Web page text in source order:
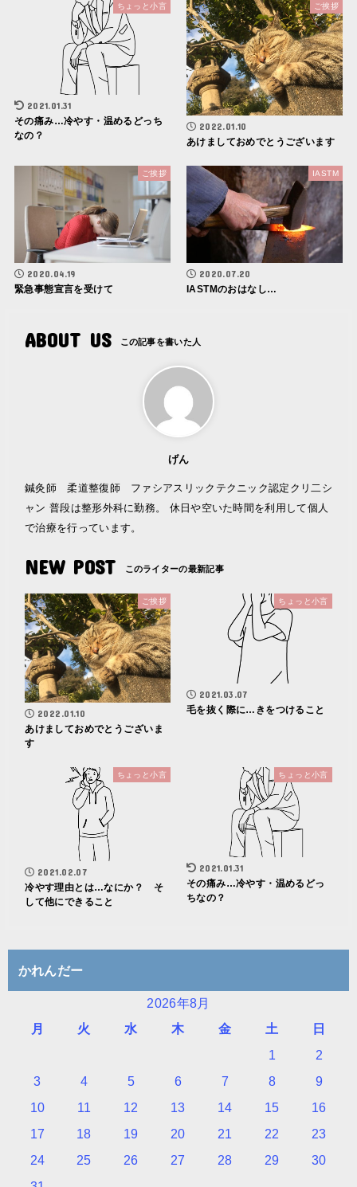
ちょっと小言
2021.01.31
その痛み…冷やす・温めるどっち
なの？
ご挨拶
2022.01.10
あけましておめでとうございます
ご挨拶
2020.04.19
緊急事態宣言を受けて
IASTM
2020.07.20
IASTMのおはなし…
ABOUT US
げん
鍼灸師 柔道整復師 ファシアスリックテクニック認定クリ二シ
ャン 普段は整形外科に勤務。 休日や空いた時間を利用して個人
で治療を行っています。
NEW POST
ご挨拶
2022.01.10
あけましておめでとうございま
す
ちょっと小言
2021.03.07
毛を抜く際に…きをつけること
ちょっと小言
2021.02.07
冷やす理由とは…なにか？ そ
して他にできること
ちょっと小言
2021.01.31
その痛み…冷やす・温めるどっ
ちなの？
かれんだー
2026年8月
月
火 水 木 金 土
日
1
2
3
4 5 6 7 8
9
10
11 12 13 14 15
16
17
18 19 20 21 22
23
24
25 26 27 28 29
30